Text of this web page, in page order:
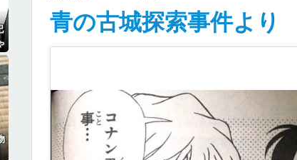
青の古城探索事件より